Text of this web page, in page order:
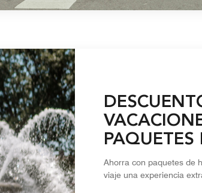
PAQUETES
Ahorra con paquetes de
viaje una experiencia